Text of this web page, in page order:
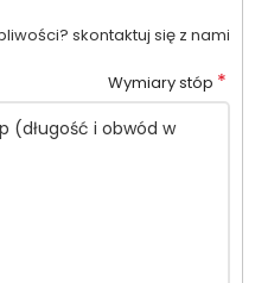
skontaktuj się z nami
Wymiary stóp *